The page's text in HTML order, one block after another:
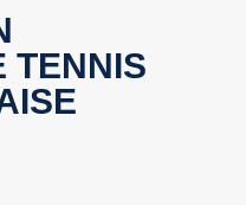
TENNIS